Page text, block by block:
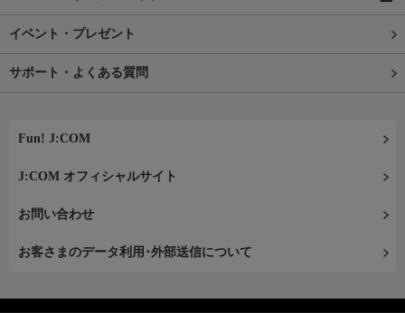
イベント・プレゼント
サポート・よくある質問
Fun! J:COM
J:COM オフィシャルサイト
お問い合わせ
お客さまのデータ利用･外部送信について